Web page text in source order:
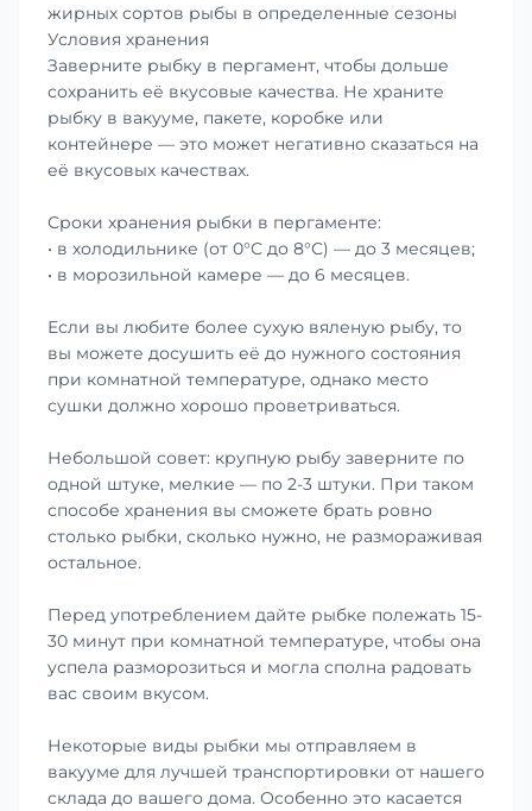
жирных сортов рыбы в определенные сезоны
Условия хранения
Заверните рыбку в пергамент, чтобы дольше
сохранить её вкусовые качества. Не храните
рыбку в вакууме, пакете, коробке или
контейнере — это может негативно сказаться на
её вкусовых качествах.
Сроки хранения рыбки в пергаменте:
• в холодильнике (от 0°С до 8°С) — до 3 месяцев;
• в морозильной камере — до 6 месяцев.
Если вы любите более сухую вяленую рыбу, то
вы можете досушить её до нужного состояния
при комнатной температуре, однако место
сушки должно хорошо проветриваться.
Небольшой совет: крупную рыбу заверните по
одной штуке, мелкие — по 2-3 штуки. При таком
способе хранения вы сможете брать ровно
столько рыбки, сколько нужно, не размораживая
остальное.
Перед употреблением дайте рыбке полежать 15-
30 минут при комнатной температуре, чтобы она
успела разморозиться и могла сполна радовать
вас своим вкусом.
Некоторые виды рыбки мы отправляем в
вакууме для лучшей транспортировки от нашего
склада до вашего дома. Особенно это касается